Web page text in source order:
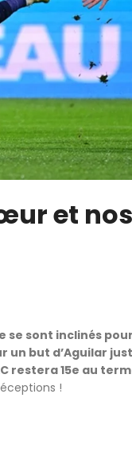
et nos
se sont inclinés
un but d’Aguilar
restera 15e au
!